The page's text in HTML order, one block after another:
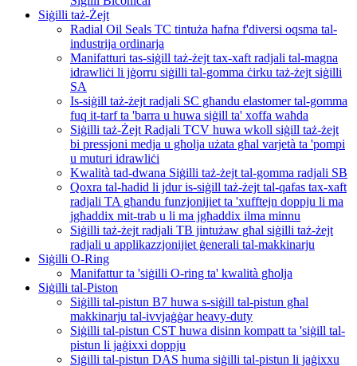
Siġilli taż-Żejt
Radial Oil Seals TC tintuża ħafna f'diversi oqsma tal-
industrija ordinarja
Manifatturi tas-siġill taż-żejt tax-xaft radjali tal-magna
idrawliċi li jġorru siġilli tal-gomma ċirku taż-żejt siġilli
SA
Is-siġill taż-żejt radjali SC għandu elastomer tal-gomma
fuq it-tarf ta 'barra u huwa siġill ta' xoffa waħda
Siġilli taż-Żejt Radjali TCV huwa wkoll siġill taż-żejt
bi pressjoni medja u għolja użata għal varjetà ta 'pompi
u muturi idrawliċi
Kwalità tad-dwana Siġilli taż-żejt tal-gomma radjali SB
Qoxra tal-ħadid li jdur is-siġill taż-żejt tal-qafas tax-xaft
radjali TA għandu funzjonijiet ta 'xufftejn doppju li ma
jgħaddix mit-trab u li ma jgħaddix ilma minnu
Siġilli taż-żejt radjali TB jintużaw għal siġilli taż-żejt
radjali u applikazzjonijiet ġenerali tal-makkinarju
Siġilli O-Ring
Manifattur ta 'siġilli O-ring ta' kwalità għolja
Siġilli tal-Piston
Siġilli tal-pistun B7 huwa s-siġill tal-pistun għal
makkinarju tal-ivvjaġġar heavy-duty
Siġilli tal-pistun CST huwa disinn kompatt ta 'siġill tal-
pistun li jaġixxi doppju
Siġilli tal-pistun DAS huma siġilli tal-pistun li jaġixxu